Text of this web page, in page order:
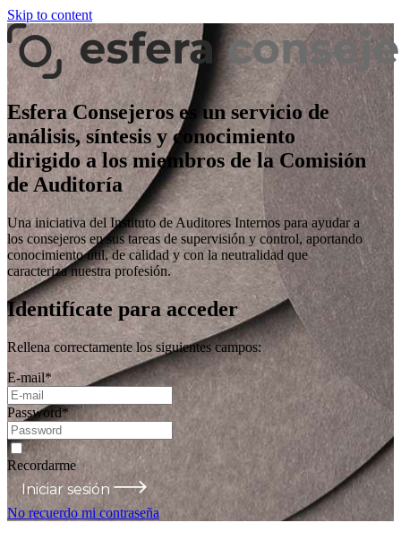
Skip to content
Esfera Consejeros es un servicio de
análisis, síntesis y conocimiento
dirigido a los miembros de la Comisión
de Auditoría
Una iniciativa del Instituto de Auditores Internos para ayudar a
los consejeros en sus tareas de supervisión y control, aportando
conocimiento útil, de calidad y con la neutralidad que
caracteriza nuestra profesión.
Identifícate para acceder
Rellena correctamente los siguientes campos:
E-mail*
Password*
Recordarme
Iniciar sesión
No recuerdo mi contraseña